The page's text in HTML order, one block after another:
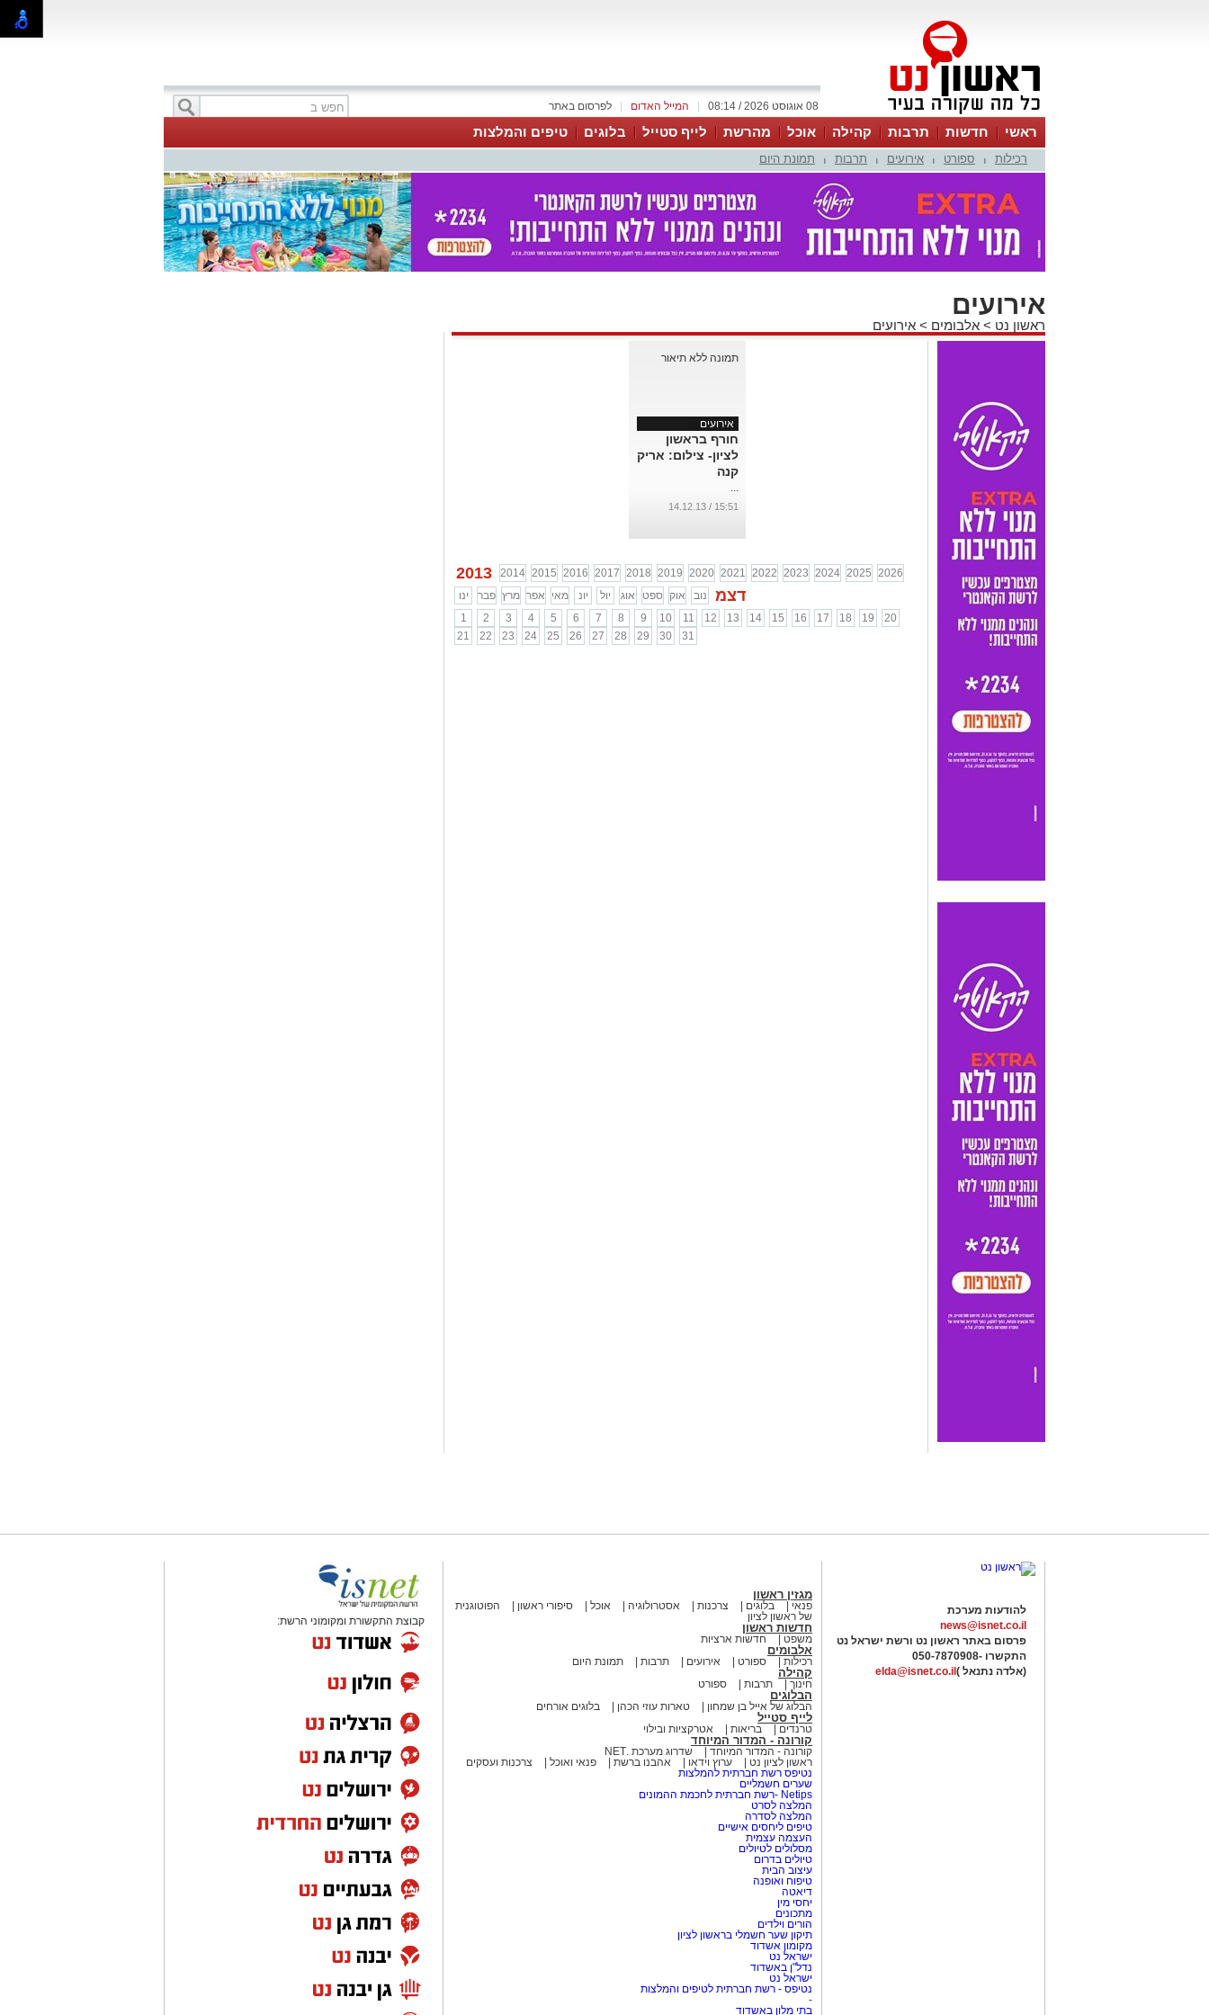
לפרסום באתר המייל האדום 08 אוגוסט 2026 / 08:14
ראשי חדשות תרבות קהילה אוכל מהרשת לייף סטייל בלוגים טיפים והמלצות
רכילות ספורט אירועים תרבות תמונת היום
אירועים
ראשון נט > אלבומים > אירועים
אירועים
חורף בראשון
לציון- צילום: אריק
קנה
...
15:51 / 14.12.13
2013 2014 2015 2016 2017 2018 2019 2020 2021 2022 2023 2024 2025 2026
ינו
פבר מרץ אפר מאי יונ יול אוג ספט אוק נוב דצמ
1 2 3 4 5 6 7 8 9 10 11 12 13 14 15 16 17 18 19
20
21
22 23 24 25 26 27 28 29 30 31
להודעות מערכת
news@isnet.co.il
פרסום באתר ראשון נט ורשת ישראל נט
התקשרו -050-7870908
(אלדה נתנאל ) elda@isnet.co.il
מגזין ראשון
פנאי בלוגים צרכנות אסטרולוגיה אוכל סיפורי ראשון
הפוטוגנית
של ראשון לציון
חדשות ראשון
משפט חדשות ארציות
אלבומים
רכילות ספורט אירועים תרבות תמונת היום
קהילה
חינוך תרבות ספורט
הבלוגים
הבלוג של אייל בן שמחון טארות עוזי הכהן בלוגים אורחים
לייף סטייל
טרנדים בריאות אטרקציות ובילוי
קורונה - המדור המיוחד
קורונה - המדור המיוחד
שדרוג מערכת .NET
ראשון לציון נט
ערוץ וידאו אהבנו ברשת פנאי ואוכל
צרכנות ועסקים
נטיפס רשת חברתית להמלצות
שערים חשמליים
Netips -רשת חברתית לחכמת ההמונים
המלצה לסרט
המלצה לסדרה
טיפים ליחסים אישיים
העצמה עצמית
מסלולים לטיולים
טיולים בדרום
עיצוב הבית
טיפוח ואופנה
דיאטה
יחסי מין
מתכונים
הורים וילדים
תיקון שער חשמלי בראשון לציון
מקומון אשדוד
ישראל נט
נדל"ן באשדוד
ישראל נט
נטיפס - רשת חברתית לטיפים והמלצות
-
בתי מלון באשדוד
קבוצת התקשורת ומקומוני הרשת: